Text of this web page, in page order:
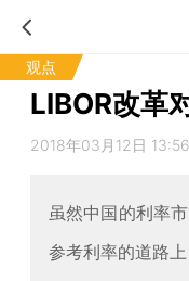
观点
LIBOR改革
2018年03月12日 13:56
虽然中国的利率
参考利率的道路